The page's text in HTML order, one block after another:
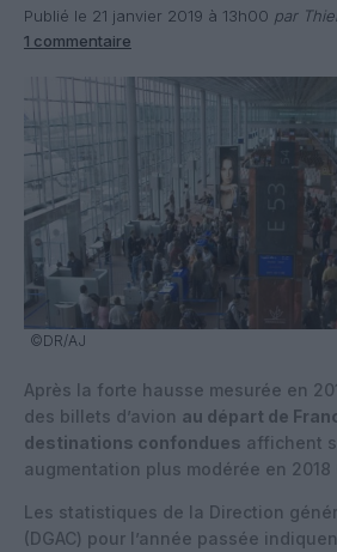
Publié le 21 janvier 2019 à 13h00 par
1 commentaire
©DR/AJ
Après la forte hausse mesurée en
des billets d’avion au départ de
destinations confondues affichent
augmentation plus modérée en 2018
Les statistiques de la Direction
(DGAC) pour l’année passée